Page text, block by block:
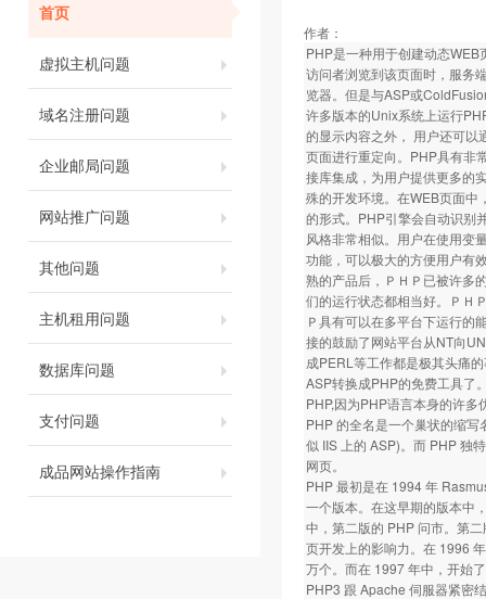
首页
虚拟主机问题
域名注册问题
企业邮局问题
网站推广问题
其他问题
主机租用问题
数据库问题
支付问题
成品网站操作指南
作者：
PHP是一种用于创建动态
访问者浏览到该页面时，服务
览器。但是与ASP或
许多版本的Unix系统上运行
的显示内容之外， 用户还可
页面进行重定向。PHP具有非
接库集成，为用户提供更多的
殊的开发环境。在WEB页面中
的形式。PHP引擎会自动识别
风格非常相似。用户在使用变
功能，可以极大的方便用户有
熟的产品后，ＰＨＰ已被许多
们的运行状态都相当好。ＰＨ
Ｐ具有可以在多平台下运行的
接的鼓励了网站平台从NT向
成PERL等工作都是极其头痛
ASP转换成PHP的免费工具了
PHP,因为PHP语言本身的许
PHP 的全名是一个巢状的缩
似 IIS 上的 ASP)。而 PHP 独
网页。
PHP 最初是在 1994 年
一个版本。在这早期的版本中
中，第二版的 PHP 问市。第
页开发上的影响力。在 1996
万个。而在 1997 年中，开始
PHP3 跟 Apache 伺服器紧密